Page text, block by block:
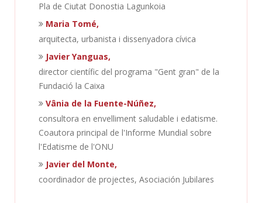
Pla de Ciutat Donostia Lagunkoia
Maria Tomé,
arquitecta, urbanista i dissenyadora cívica
Javier Yanguas,
director científic del programa "Gent gran" de la
Fundació la Caixa
Vânia de la Fuente-Núñez,
consultora en envelliment saludable i edatisme.
Coautora principal de l'Informe Mundial sobre
l'Edatisme de l'ONU
Javier del Monte,
coordinador de projectes, Asociación Jubilares